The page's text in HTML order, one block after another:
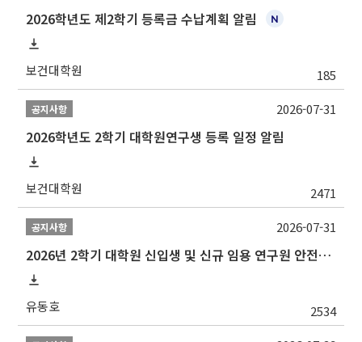
2026학년도 제2학기 등록금 수납계획 알림
보건대학원 185
공지사항
2026학년도 2학기 대학원연구생 등록 일정 알림
보건대학원 2471
2026-07-31
공지사항
2026년 2학기 대학원 신입생 및 신규 임용 연구원 안전환경교육(신규교육) 실시 안내
유동호 2534
2026-07-31